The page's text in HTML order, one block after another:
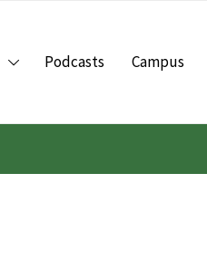
Podcasts Campus